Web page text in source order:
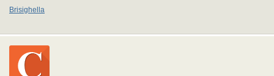
Brisighella